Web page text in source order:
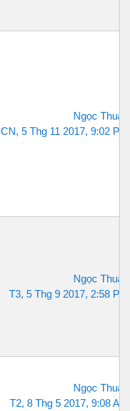
Ngọc Thuận
CN, 5 Thg 11 2017, 9:02 PM
Ngọc Thuận
T3, 5 Thg 9 2017, 2:58 PM
Ngọc Thuận
T2, 8 Thg 5 2017, 9:08 AM